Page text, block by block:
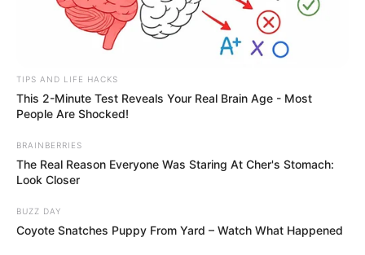
TIPS AND LIFE HACKS
This 2-Minute Test Reveals Your Real Brain Age - Most
People Are Shocked!
BRAINBERRIES
The Real Reason Everyone Was Staring At Cher's Stomach:
Look Closer
BUZZ DAY
Coyote Snatches Puppy From Yard – Watch What Happened